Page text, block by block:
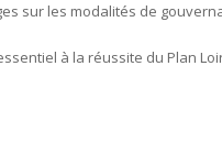
sur les modalités de
à la réussite du Plan